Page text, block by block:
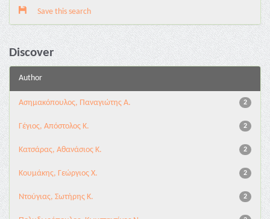
Save this search
Discover
Author
2
Ασημακόπουλος, Παναγιώτης Α.
2
Γέγιος, Απόστολος Κ.
2
Κατσάρας, Αθανάσιος Κ.
2
Κουμάκης, Γεώργιος Χ.
2
Ντούγιας, Σωτήρης Κ.